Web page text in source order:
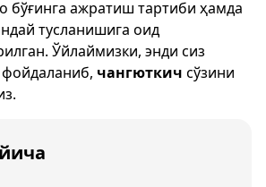
бўғинга ажратиш тартиби ҳамда
тусланишига оид
Ўйлаймизки, энди сиз
чангюткич сўзини